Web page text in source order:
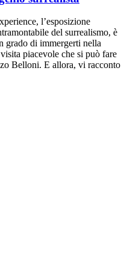
l’esposizione
del surrealismo, è
grado di immergerti nella
piacevole che si può fare
Belloni. E allora, vi racconto